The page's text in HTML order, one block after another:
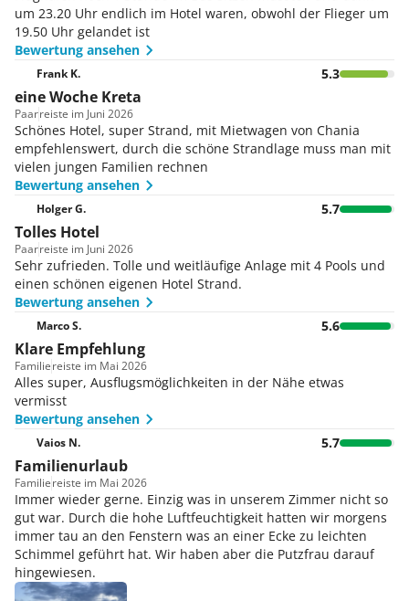
Kindermenüs sind erhältlich. Neben einer Auswahl
an alkoholischen und alkoholfreien Getränken
werden auch internationale Marken angeboten.
Du kannst zwischen Halbpension und All-Inclusive
wählen, um deinen Aufenthalt kulinarisch perfekt
abzurunden.
um 23.20 Uhr endlich im Hotel waren, obwohl der Flieger um
19.50 Uhr gelandet ist
Bewertung ansehen
Frank K. 5.3
eine Woche Kreta
Paarreiste im Juni 2026
Schönes Hotel, super Strand, mit Mietwagen von Chania
empfehlenswert, durch die schöne Strandlage muss man mit
vielen jungen Familien rechnen
Bewertung ansehen
Holger G. 5.7
Tolles Hotel
Paarreiste im Juni 2026
Sehr zufrieden. Tolle und weitläufige Anlage mit 4 Pools und
einen schönen eigenen Hotel Strand.
Bewertung ansehen
Marco S. 5.6
Klare Empfehlung
Familiereiste im Mai 2026
Alles super, Ausflugsmöglichkeiten in der Nähe etwas
vermisst
Bewertung ansehen
Vaios N. 5.7
Familienurlaub
Familiereiste im Mai 2026
Immer wieder gerne. Einzig was in unserem Zimmer nicht so
gut war. Durch die hohe Luftfeuchtigkeit hatten wir morgens
immer tau an den Fenstern was an einer Ecke zu leichten
Schimmel geführt hat. Wir haben aber die Putzfrau darauf
hingewiesen.